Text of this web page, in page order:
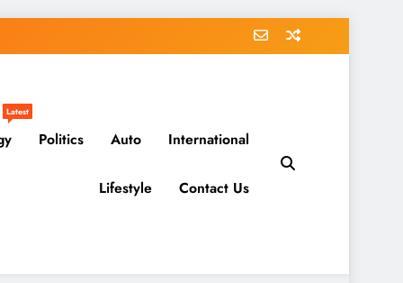
Latest
Politics Auto International
Lifestyle Contact Us